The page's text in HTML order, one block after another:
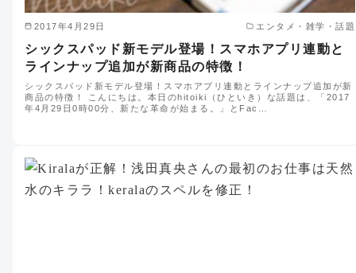
2017年4月29日 エンタメ・雑学・話題
シックスパッド新モデル登場！スマホアプリ連動と
ラインナップ追加が新商品の特徴！
シックスパッド新モデル登場！スマホアプリ連動とラインナップ追加が新
商品の特徴！ こんにちは。本日のhitoiki（ひといき）な話題は、「2017
年4月29日0時00分、新たな革命が始まる。」とFac…